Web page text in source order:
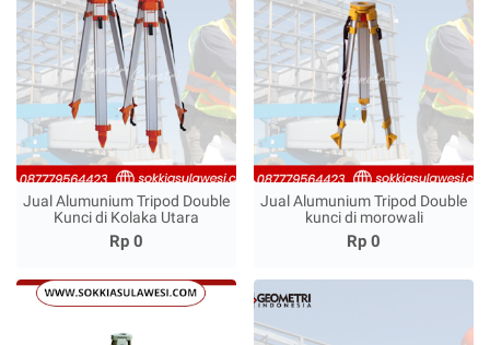
Jual Alumunium Tripod Double
Kunci di Kolaka Utara
Rp 0
Jual Alumunium Tripod Double
kunci di morowali
Rp 0